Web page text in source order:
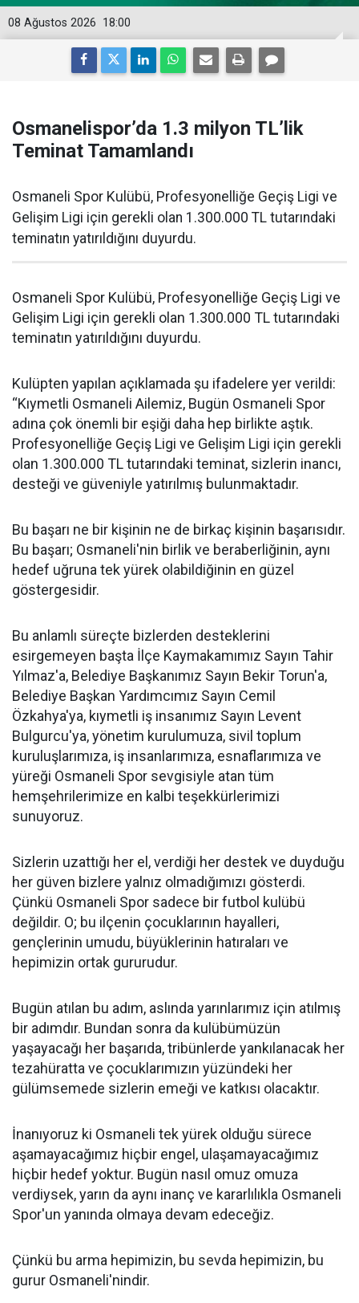
18:00
08 Ağustos 2026
Osmanelispor’da 1.3 milyon TL’lik
Teminat Tamamlandı
Osmaneli Spor Kulübü, Profesyonelliğe Geçiş Ligi ve
Gelişim Ligi için gerekli olan 1.300.000 TL tutarındaki
teminatın yatırıldığını duyurdu.
Osmaneli Spor Kulübü, Profesyonelliğe Geçiş Ligi ve
Gelişim Ligi için gerekli olan 1.300.000 TL tutarındaki
teminatın yatırıldığını duyurdu.
Kulüpten yapılan açıklamada şu ifadelere yer verildi:
“Kıymetli Osmaneli Ailemiz, Bugün Osmaneli Spor
adına çok önemli bir eşiği daha hep birlikte aştık.
Profesyonelliğe Geçiş Ligi ve Gelişim Ligi için gerekli
olan 1.300.000 TL tutarındaki teminat, sizlerin inancı,
desteği ve güveniyle yatırılmış bulunmaktadır.
Bu başarı ne bir kişinin ne de birkaç kişinin başarısıdır.
Bu başarı; Osmaneli'nin birlik ve beraberliğinin, aynı
hedef uğruna tek yürek olabildiğinin en güzel
göstergesidir.
Bu anlamlı süreçte bizlerden desteklerini
esirgemeyen başta İlçe Kaymakamımız Sayın Tahir
Yılmaz'a, Belediye Başkanımız Sayın Bekir Torun'a,
Belediye Başkan Yardımcımız Sayın Cemil
Özkahya'ya, kıymetli iş insanımız Sayın Levent
Bulgurcu'ya, yönetim kurulumuza, sivil toplum
kuruluşlarımıza, iş insanlarımıza, esnaflarımıza ve
yüreği Osmaneli Spor sevgisiyle atan tüm
hemşehrilerimize en kalbi teşekkürlerimizi
sunuyoruz.
Sizlerin uzattığı her el, verdiği her destek ve duyduğu
her güven bizlere yalnız olmadığımızı gösterdi.
Çünkü Osmaneli Spor sadece bir futbol kulübü
değildir. O; bu ilçenin çocuklarının hayalleri,
gençlerinin umudu, büyüklerinin hatıraları ve
hepimizin ortak gururudur.
Bugün atılan bu adım, aslında yarınlarımız için atılmış
bir adımdır. Bundan sonra da kulübümüzün
yaşayacağı her başarıda, tribünlerde yankılanacak her
tezahüratta ve çocuklarımızın yüzündeki her
gülümsemede sizlerin emeği ve katkısı olacaktır.
İnanıyoruz ki Osmaneli tek yürek olduğu sürece
aşamayacağımız hiçbir engel, ulaşamayacağımız
hiçbir hedef yoktur. Bugün nasıl omuz omuza
verdiysek, yarın da aynı inanç ve kararlılıkla Osmaneli
Spor'un yanında olmaya devam edeceğiz.
Çünkü bu arma hepimizin, bu sevda hepimizin, bu
gurur Osmaneli'nindir.